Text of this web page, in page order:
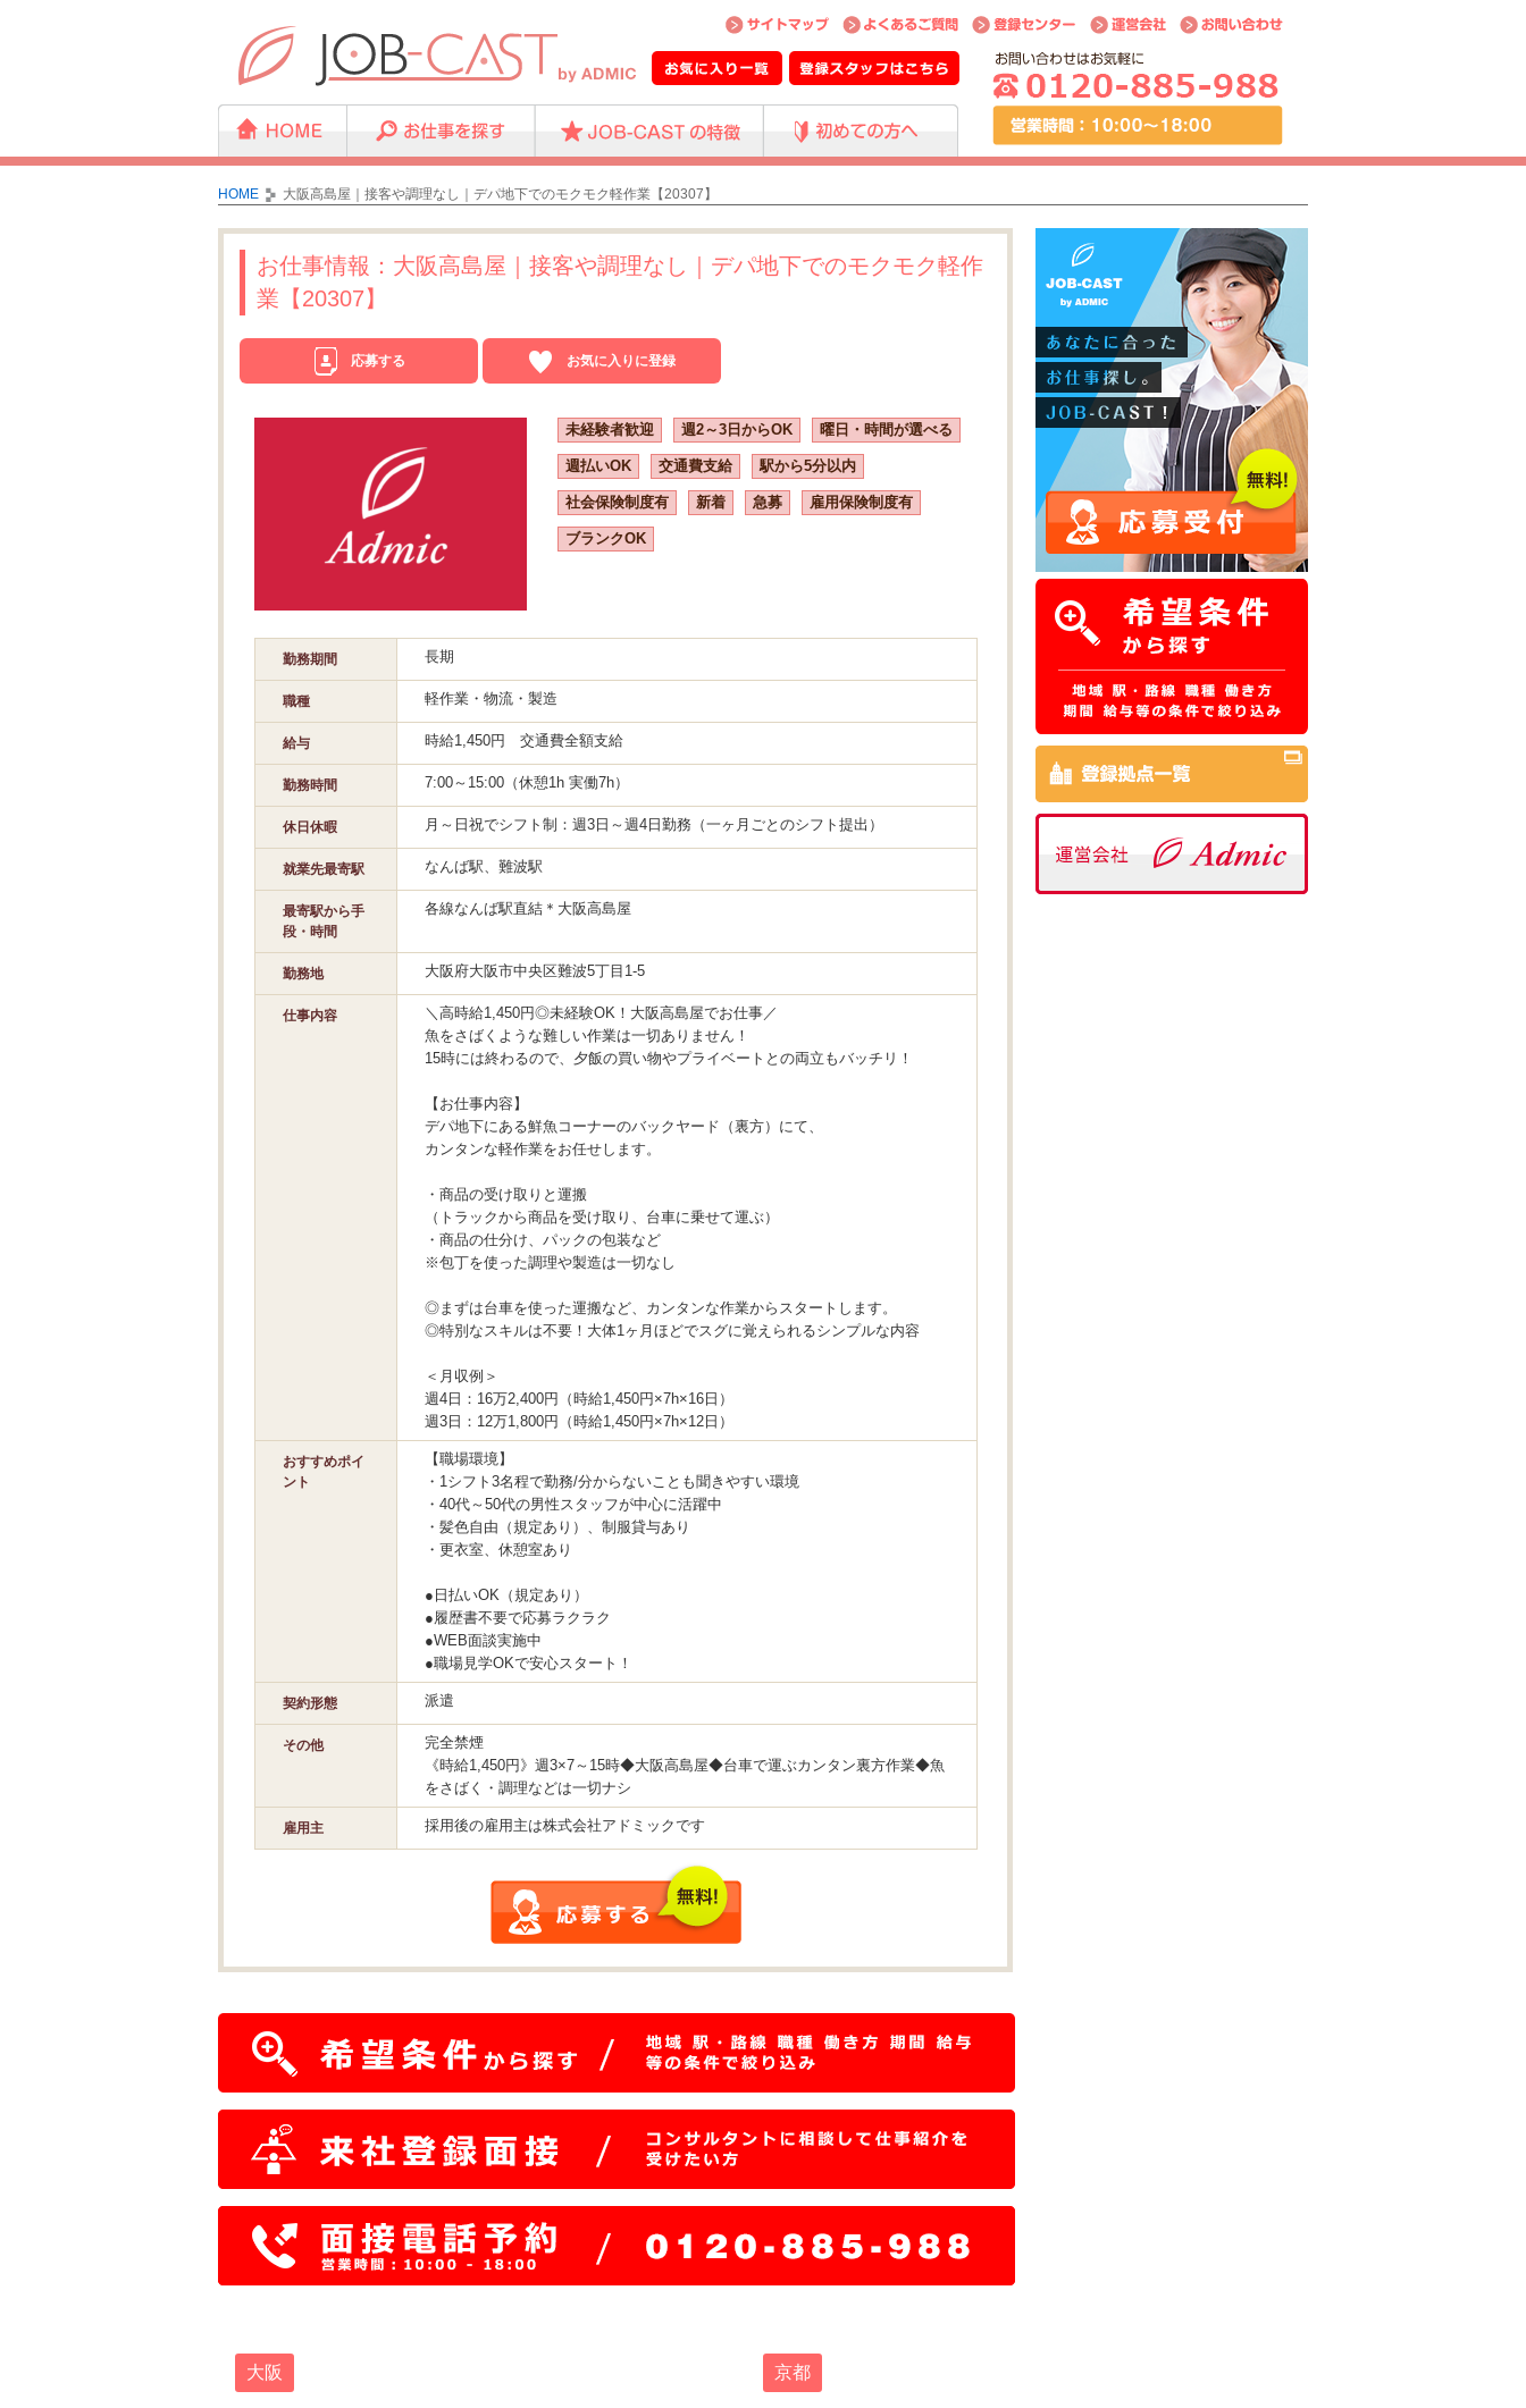
HOME 大阪高島屋｜接客や調理なし｜デパ地下でのモクモク軽作業【20307】
お仕事情報：大阪高島屋｜接客や調理なし｜デパ地下でのモクモク軽作
業【20307】
応募する お気に入りに登録
未経験者歓迎 週2～3日からOK 曜日・時間が選べる
週払いOK 交通費支給 駅から5分以内
社会保険制度有 新着 急募 雇用保険制度有
ブランクOK
勤務期間 長期
職種 軽作業・物流・製造
給与 時給1,450円 交通費全額支給
勤務時間 7:00～15:00（休憩1h 実働7h）
休日休暇 月～日祝でシフト制：週3日～週4日勤務（一ヶ月ごとのシフト提出）
就業先最寄駅 なんば駅、難波駅
最寄駅から手
段・時間
各線なんば駅直結＊大阪高島屋
勤務地 大阪府大阪市中央区難波5丁目1-5
仕事内容
＼高時給1,450円◎未経験OK！大阪高島屋でお仕事／
魚をさばくような難しい作業は一切ありません！
15時には終わるので、夕飯の買い物やプライベートとの両立もバッチリ！
【お仕事内容】
デパ地下にある鮮魚コーナーのバックヤード（裏方）にて、
カンタンな軽作業をお任せします。
・商品の受け取りと運搬
（トラックから商品を受け取り、台車に乗せて運ぶ）
・商品の仕分け、パックの包装など
※包丁を使った調理や製造は一切なし
◎まずは台車を使った運搬など、カンタンな作業からスタートします。
◎特別なスキルは不要！大体1ヶ月ほどでスグに覚えられるシンプルな内容
＜月収例＞
週4日：16万2,400円（時給1,450円×7h×16日）
週3日：12万1,800円（時給1,450円×7h×12日）
おすすめポイ
ント
【職場環境】
・1シフト3名程で勤務/分からないことも聞きやすい環境
・40代～50代の男性スタッフが中心に活躍中
・髪色自由（規定あり）、制服貸与あり
・更衣室、休憩室あり
●日払いOK（規定あり）
●履歴書不要で応募ラクラク
●WEB面談実施中
●職場見学OKで安心スタート！
契約形態 派遣
その他
完全禁煙
《時給1,450円》週3×7～15時◆大阪高島屋◆台車で運ぶカンタン裏方作業◆魚
をさばく・調理などは一切ナシ
雇用主 採用後の雇用主は株式会社アドミックです
大阪 京都